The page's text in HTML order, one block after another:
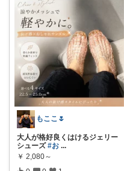
もここ🌷
大人が格好良くはけるジェリー
シューズ#お ...
￥ 2,080～